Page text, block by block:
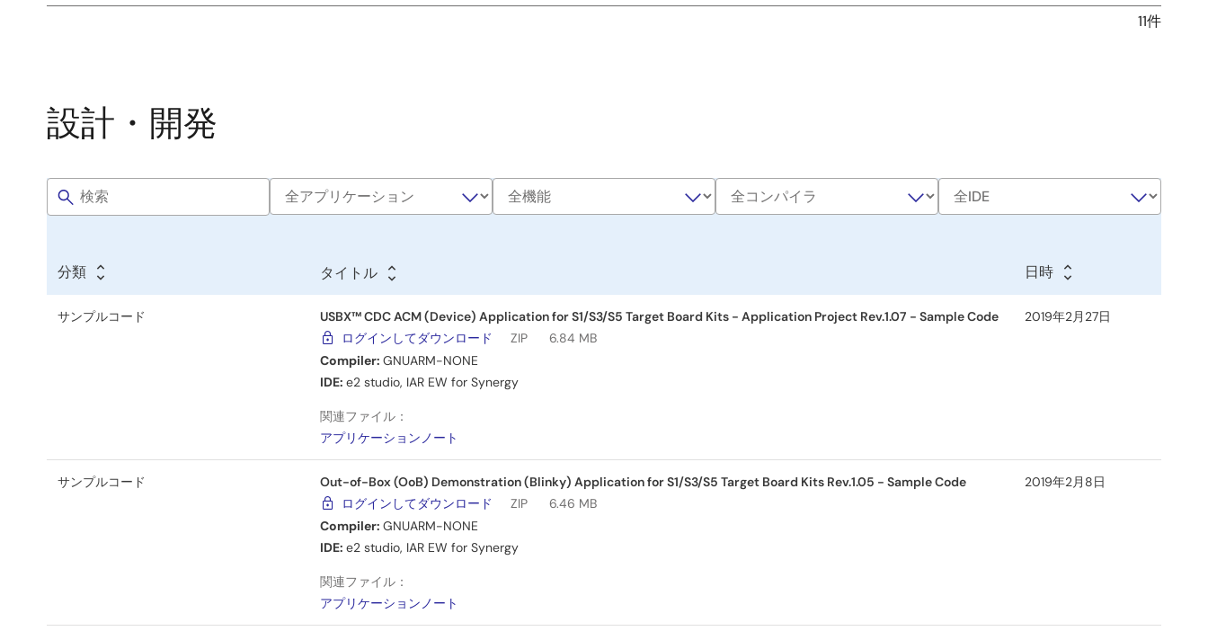
11件
設計・開発
サ
プ
ル
コ
フ
ー分類
タ
ト
ル
タイトル
日
日
日時
サンプルコード
USBX™ CDC ACM (Device) Application for S1/S3/S5 Target Board Kits - Application Project Rev.1.07 - Sample Code
ログインしてダウンロード
ZIP
6.84 MB
Compiler: GNUARM-NONE
IDE: e2 studio, IAR EW for Synergy
関連ファイル：
アプリケーションノート
2019年2月27日
サンプルコード
Out-of-Box (OoB) Demonstration (Blinky) Application for S1/S3/S5 Target Board Kits Rev.1.05 - Sample Code
ログインしてダウンロード
ZIP
6.46 MB
Compiler: GNUARM-NONE
IDE: e2 studio, IAR EW for Synergy
関連ファイル：
アプリケーションノート
2019年2月8日